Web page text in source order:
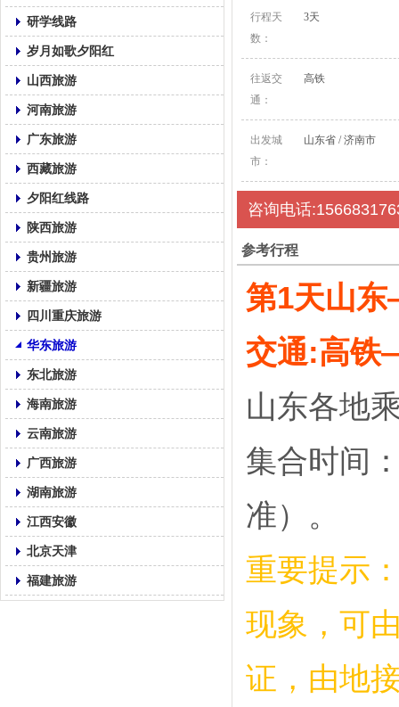
研学线路
岁月如歌夕阳红
山西旅游
河南旅游
广东旅游
西藏旅游
夕阳红线路
陕西旅游
贵州旅游
新疆旅游
四川重庆旅游
华东旅游
东北旅游
海南旅游
云南旅游
广西旅游
湖南旅游
江西安徽
北京天津
福建旅游
行程天
数：
3天
往返交
通：
高铁
出发城
市：
山东省 / 济南市
咨询电话
参考行程
第1天山
交通:高
山东各地
集合时间
准）。
重要提示
现象，可
证，由地